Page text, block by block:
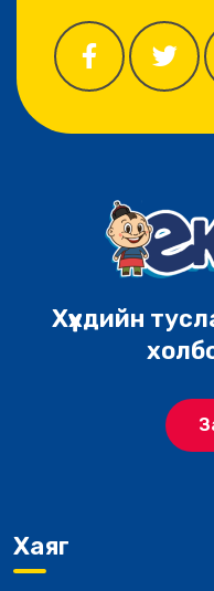
Хүүхдийн
Хаяг